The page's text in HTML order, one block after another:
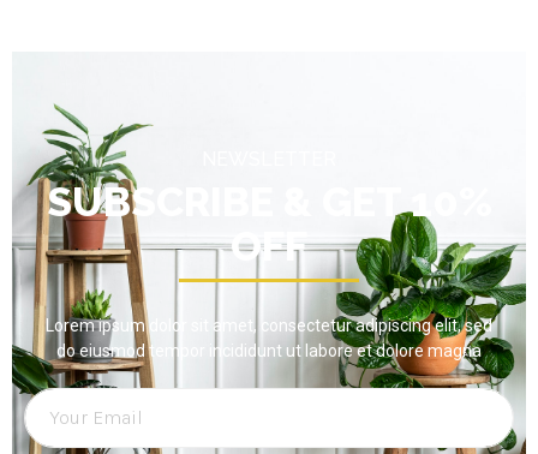
SUBSCRIBE & GET 10%
OFF
Lorem ipsum dolor sit amet, consectetur adipiscing elit, sed
do eiusmod tempor incididunt ut labore et dolore magna